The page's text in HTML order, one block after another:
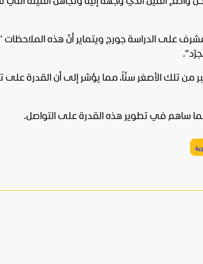
على الدراسة جورج ويتماير أنّ هذه الملاحظات
من تلك الأصغر سنّاً، مما يؤشر إلى أن القدرة على
ساهم في تطوير هذه القدرة على التواصل.